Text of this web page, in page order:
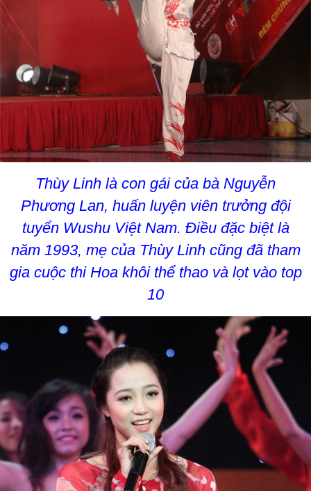
Thùy Linh là con gái của bà Nguyễn
Phương Lan, huấn luyện viên trưởng đội
tuyển Wushu Việt Nam. Điều đặc biệt là
năm 1993, mẹ của Thùy Linh cũng đã tham
gia cuộc thi Hoa khôi thể thao và lọt vào top
10